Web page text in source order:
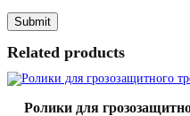
Related products
Ролики для